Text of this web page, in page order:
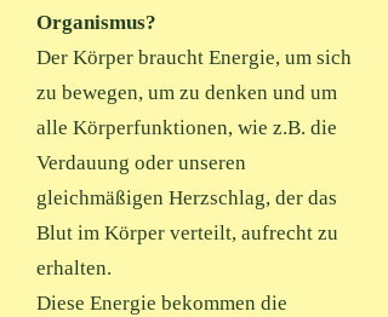
Organismus?
Der Körper braucht Energie, um sich
zu bewegen, um zu denken und um
alle Körperfunktionen, wie z.B. die
Verdauung oder unseren
gleichmäßigen Herzschlag, der das
Blut im Körper verteilt, aufrecht zu
erhalten.
Diese Energie bekommen die